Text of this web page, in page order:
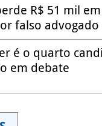
R$ 51 mil
falso advogado
é o quarto
em debate